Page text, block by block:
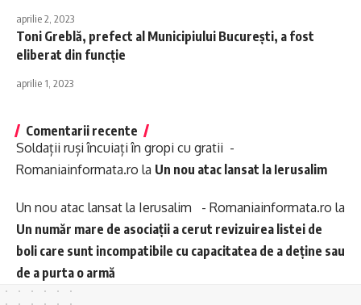
aprilie 2, 2023
Toni Greblă, prefect al Municipiului București, a fost
eliberat din funcție
aprilie 1, 2023
Comentarii recente
Soldații ruși încuiați în gropi cu gratii -
Romaniainformata.ro la Un nou atac lansat la Ierusalim
Un nou atac lansat la Ierusalim - Romaniainformata.ro la
Un număr mare de asociații a cerut revizuirea listei de
boli care sunt incompatibile cu capacitatea de a deține sau
de a purta o armă